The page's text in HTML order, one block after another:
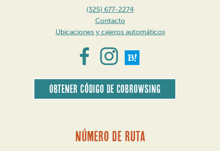
(325) 677-2274
Contacto
Ubicaciones y cajeros automáticos
Obtener código de CoBrowsing
Número de ruta